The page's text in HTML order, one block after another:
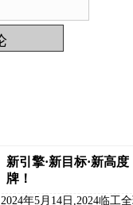
新引擎·新目标·新高
牌！
2024年5月14日,2024临工